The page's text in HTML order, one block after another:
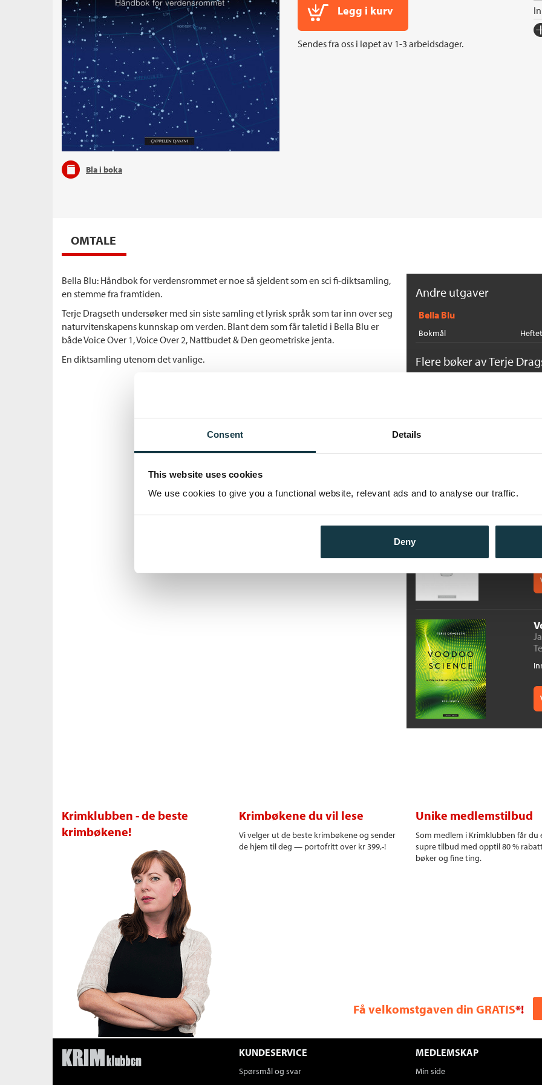
Consent Details
This website uses cookies
We use cookies to give you a functional website, relevant ads and to analyse our traffic.
Deny
Bla i boka
Legg i kurv
Sendes fra oss i løpet av 1-3 arbeidsdager.
OMTALE
Bella Blu: Håndbok for verdensrommet er noe så sjeldent som en sci fi-diktsamling,
en stemme fra framtiden.
Terje Dragseth undersøker med sin siste samling et lyrisk språk som tar inn over seg
naturvitenskapens kunnskap om verden. Blant dem som får taletid i Bella Blu er
både Voice Over 1, Voice Over 2, Nattbudet & Den geometriske jenta.
En diktsamling utenom det vanlige.
Andre utgaver
Bella Blu
Bokmål Heftet
Flere bøker av Terje
Krimklubben - de beste
krimbøkene!
Krimbøkene du vil lese
Vi velger ut de beste krimbøkene og sender
de hjem til deg — portofritt over kr 399,-!
Unike medlemstilbud
Som medlem i Krimklubben får du
supre tilbud med opptil 80 %
bøker og fine ting.
Få velkomstgaven din GRATIS*!
KUNDESERVICE
Spørsmål og svar
MEDLEMSKAP
Min side